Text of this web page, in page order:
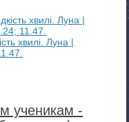
хвилі. Луна |
ученикам -